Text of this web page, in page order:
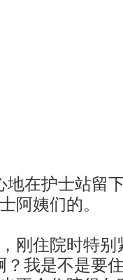
地在护士站留
阿姨们的。
刚住院时特
？我是不是要